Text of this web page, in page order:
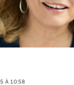
À 10:58